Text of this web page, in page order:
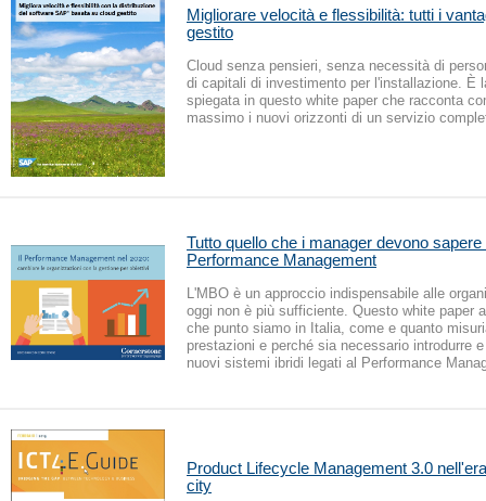
Migliorare velocità e flessibilità: tutti i
gestito
Cloud senza pensieri, senza necessità di
di capitali di investimento per l'installazione. È
spiegata in questo white paper che racconta
massimo i nuovi orizzonti di un servizio
Tutto quello che i manager devono sapere
Performance Management
L'MBO è un approccio indispensabile alle
oggi non è più sufficiente. Questo white paper
che punto siamo in Italia, come e quanto
prestazioni e perché sia necessario introdurre
nuovi sistemi ibridi legati al Performance
Product Lifecycle Management 3.0
city